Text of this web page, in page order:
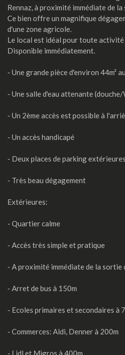
Rennaz, à proximité immédiate de
Ce bien offre un magnifique
d'une zone agricole.
Le local est idéal pour toute
Disponible immédiatement.
- Une grande pièce d'environ 44m²
- Une salle d'eau attenante
- Un 2ème accès est possible à
- Un accès handicapé
- Deux places de parking
- Très beau dégagement
Extérieures:
- Quartier calme
- Accès très simple et pratique
- A proximité immédiate de la
- Arret de bus à 150m
- Ecoles primaires et secondaires à
- Commerces: Aldi, Denner à 200m
- Lidl et Migros à 400m